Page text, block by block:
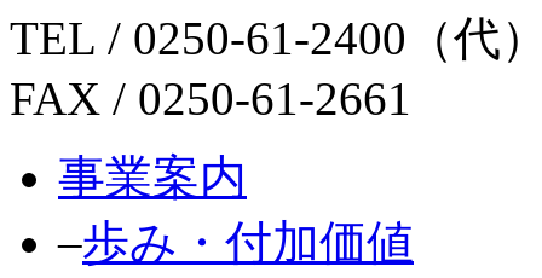
TEL / 0250-61-2400（代
FAX / 0250-61-2661
事業案内
‒歩み・付加価値